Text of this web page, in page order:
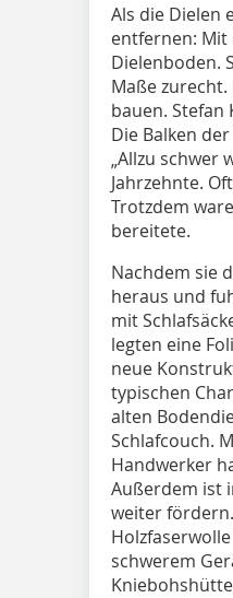
Als die Dielen
entfernen: Mit
Dielenboden.
Maße
bauen. Stefan
Die Balken
„Allzu schwer
Jahrzehnte.
Trotzdem
bereitete.
Nachdem sie
heraus und
mit
legten eine
neue
typischen
alten
Schlafcouch.
Handwerker
Außerdem ist
weiter
schwerem